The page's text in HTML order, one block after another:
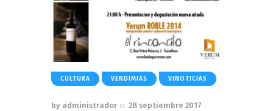
CULTURA VENDIMIAS VINOTICIAS
by administrador
28 septiembre 2017